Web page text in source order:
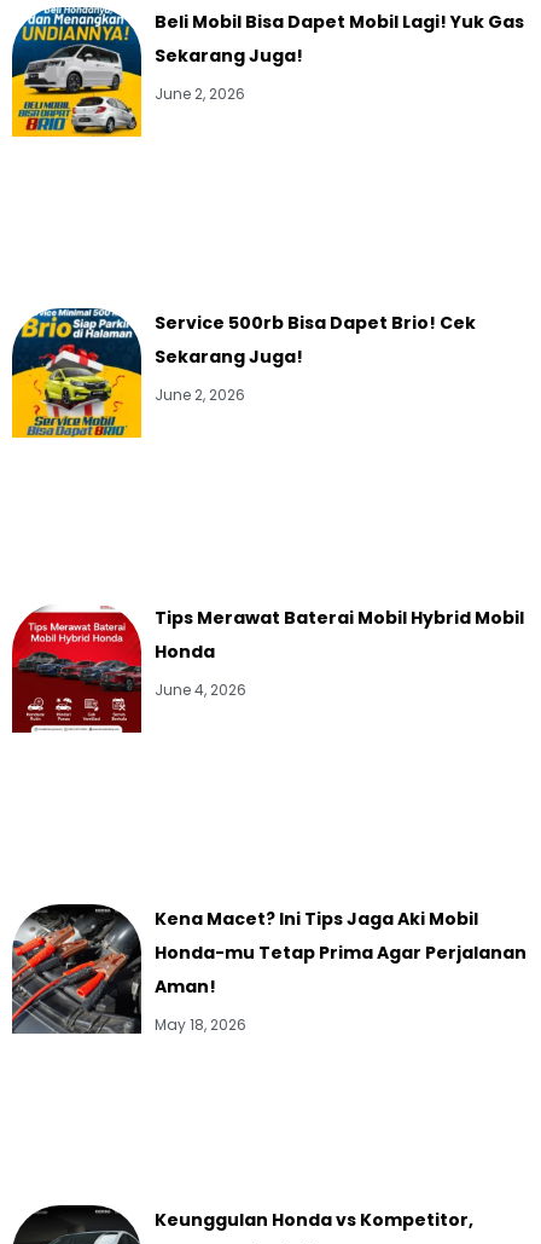
Beli Mobil Bisa Dapet Mobil Lagi! Yuk Gas
Sekarang Juga!
June 2, 2026
Service 500rb Bisa Dapet Brio! Cek
Sekarang Juga!
June 2, 2026
Tips Merawat Baterai Mobil Hybrid Mobil
Honda
June 4, 2026
Kena Macet? Ini Tips Jaga Aki Mobil
Honda-mu Tetap Prima Agar Perjalanan
Aman!
May 18, 2026
Keunggulan Honda vs Kompetitor,